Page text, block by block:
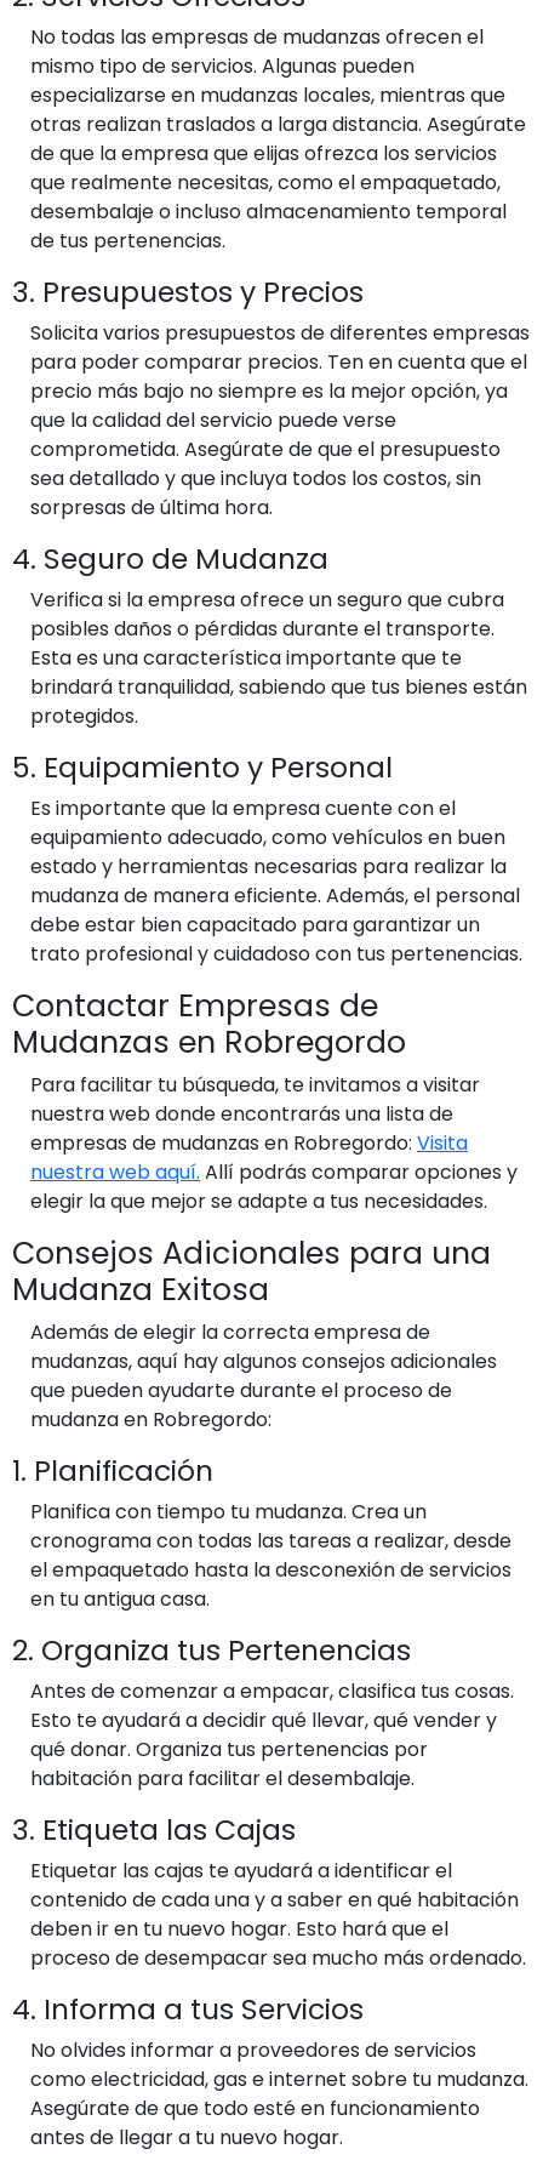
No todas las empresas de mudanzas ofrecen el
mismo tipo de servicios. Algunas pueden
especializarse en mudanzas locales, mientras que
otras realizan traslados a larga distancia. Asegúrate
de que la empresa que elijas ofrezca los servicios
que realmente necesitas, como el empaquetado,
desembalaje o incluso almacenamiento temporal
de tus pertenencias.
3. Presupuestos y Precios
Solicita varios presupuestos de diferentes empresas
para poder comparar precios. Ten en cuenta que el
precio más bajo no siempre es la mejor opción, ya
que la calidad del servicio puede verse
comprometida. Asegúrate de que el presupuesto
sea detallado y que incluya todos los costos, sin
sorpresas de última hora.
4. Seguro de Mudanza
Verifica si la empresa ofrece un seguro que cubra
posibles daños o pérdidas durante el transporte.
Esta es una característica importante que te
brindará tranquilidad, sabiendo que tus bienes están
protegidos.
5. Equipamiento y Personal
Es importante que la empresa cuente con el
equipamiento adecuado, como vehículos en buen
estado y herramientas necesarias para realizar la
mudanza de manera eficiente. Además, el personal
debe estar bien capacitado para garantizar un
trato profesional y cuidadoso con tus pertenencias.
Contactar Empresas de
Mudanzas en Robregordo
Para facilitar tu búsqueda, te invitamos a visitar
nuestra web donde encontrarás una lista de
empresas de mudanzas en Robregordo: Visita
nuestra web aquí. Allí podrás comparar opciones y
elegir la que mejor se adapte a tus necesidades.
Consejos Adicionales para una
Mudanza Exitosa
Además de elegir la correcta empresa de
mudanzas, aquí hay algunos consejos adicionales
que pueden ayudarte durante el proceso de
mudanza en Robregordo:
1. Planificación
Planifica con tiempo tu mudanza. Crea un
cronograma con todas las tareas a realizar, desde
el empaquetado hasta la desconexión de servicios
en tu antigua casa.
2. Organiza tus Pertenencias
Antes de comenzar a empacar, clasifica tus cosas.
Esto te ayudará a decidir qué llevar, qué vender y
qué donar. Organiza tus pertenencias por
habitación para facilitar el desembalaje.
3. Etiqueta las Cajas
Etiquetar las cajas te ayudará a identificar el
contenido de cada una y a saber en qué habitación
deben ir en tu nuevo hogar. Esto hará que el
proceso de desempacar sea mucho más ordenado.
4. Informa a tus Servicios
No olvides informar a proveedores de servicios
como electricidad, gas e internet sobre tu mudanza.
Asegúrate de que todo esté en funcionamiento
antes de llegar a tu nuevo hogar.